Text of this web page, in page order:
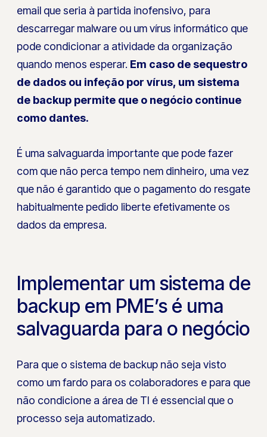
email que seria à partida inofensivo, para
descarregar malware ou um vírus informático que
pode condicionar a atividade da organização
quando menos esperar. Em caso de sequestro
de dados ou infeção por vírus, um sistema
de backup permite que o negócio continue
como dantes.
É uma salvaguarda importante que pode fazer
com que não perca tempo nem dinheiro, uma vez
que não é garantido que o pagamento do resgate
habitualmente pedido liberte efetivamente os
dados da empresa.
Implementar um sistema de
backup em PME’s é uma
salvaguarda para o negócio
Para que o sistema de backup não seja visto
como um fardo para os colaboradores e para que
não condicione a área de TI é essencial que o
processo seja automatizado.